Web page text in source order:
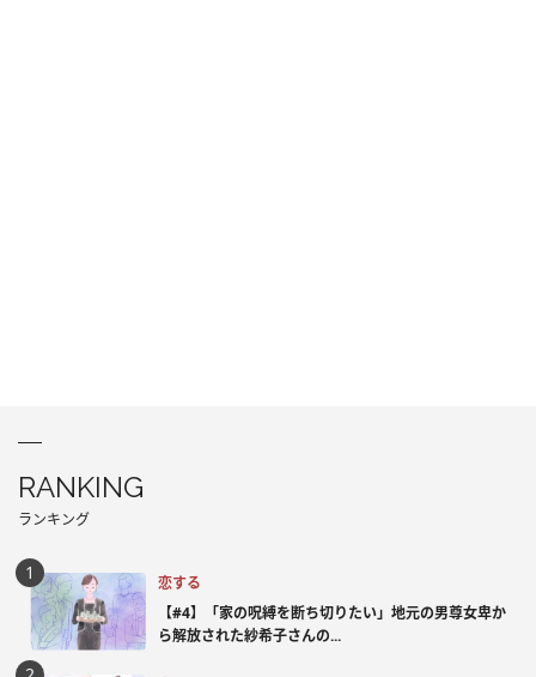
RANKING
ランキング
恋する
【#4】「家の呪縛を断ち切りたい」地元の男尊女卑か
ら解放された紗希子さんの...